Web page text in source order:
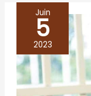
Juin
5
2023
BENIN/Cotonou